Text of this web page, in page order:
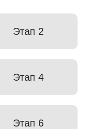
Этап 2
Этап 4
Этап 6